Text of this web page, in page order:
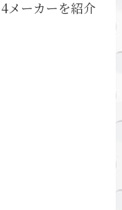
メーカーを紹介